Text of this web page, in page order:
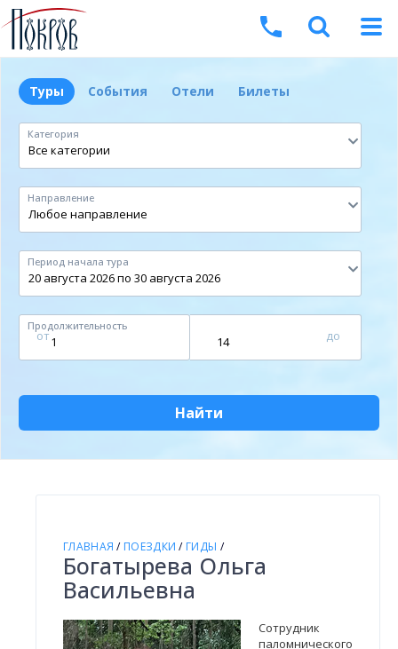
Туры События Отели Билеты
Категория
Направление
Период начала тура
Продолжительность
от до
Найти
ГЛАВНАЯ / ПОЕЗДКИ / ГИДЫ /
Богатырева Ольга
Васильевна
Сотрудник
паломнического